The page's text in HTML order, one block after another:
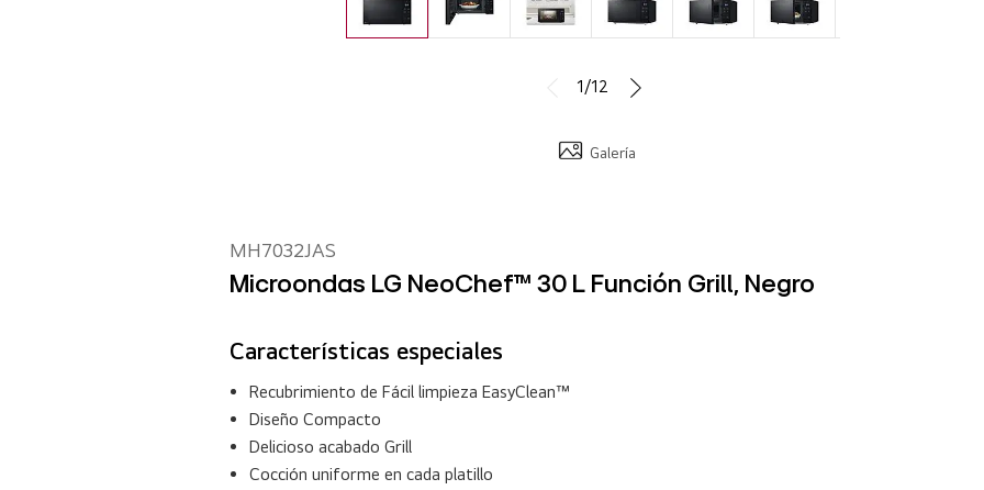
1/12
Galería
MH7032JAS
Microondas LG NeoChef™ 30 L Función Grill, Negro
Características especiales
Recubrimiento de Fácil limpieza EasyClean™
Diseño Compacto
Delicioso acabado Grill
Cocción uniforme en cada platillo